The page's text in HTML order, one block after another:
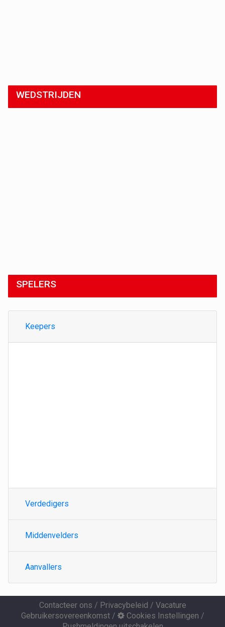
WEDSTRIJDEN
SPELERS
Keepers
Verdedigers
Middenvelders
Aanvallers
Contacteer ons / Privacybeleid / Vacature
Gebruikersovereenkomst/ Cookies Instellingen /